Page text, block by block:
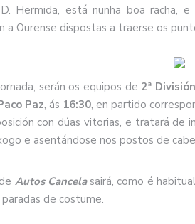
Hermida, está nunha boa racha,
a Ourense dispostas a traerse os
serán os equipos de 2ª
Paz, ás 16:30, en partido
con dúas vitorias, e tratará
e asentándose nos postos de
Autos Cancelasairá, como é
de costume.